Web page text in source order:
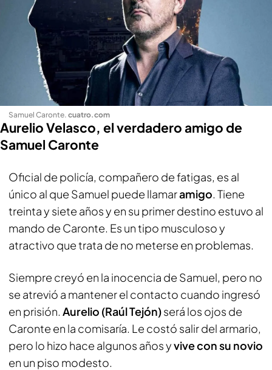
Samuel Caronte. cuatro.com
Aurelio Velasco, el verdadero amigo de
Samuel Caronte
Oficial de policía, compañero de fatigas, es al
único al que Samuel puede llamaramigo. Tiene
treinta y siete años y en su primer destino estuvo al
mando de Caronte. Es un tipo musculoso y
atractivo que trata de no meterse en problemas.
Siempre creyó en la inocencia de Samuel, pero no
se atrevió a mantener el contacto cuando ingresó
en prisión. Aurelio (Raúl Tejón)será los ojos de
Caronte en la comisaría. Le costó salir del armario,
pero lo hizo hace algunos años yvive con su novio
en un piso modesto.